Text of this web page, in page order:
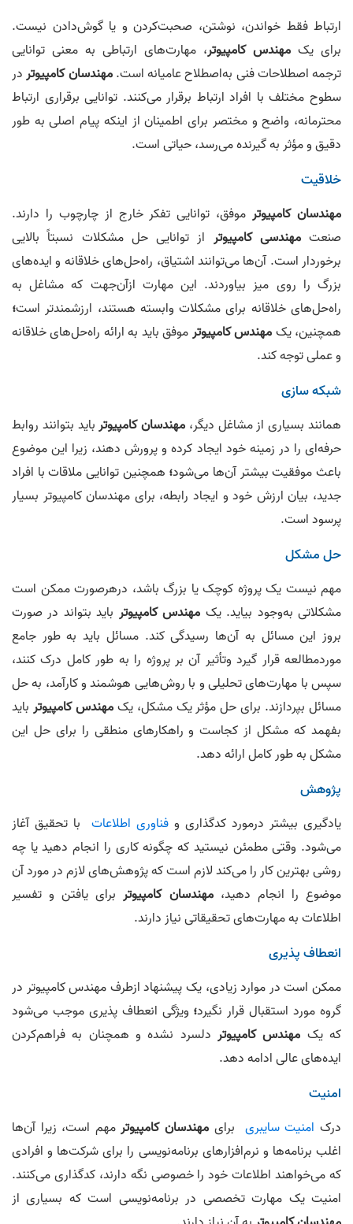
ارتباط فقط خواندن، نوشتن، صحبت‌کردن و یا گوش‌دادن نیست.
برای یک مهندس کامپیوتر، مهارت‌های ارتباطی به‌ معنی توانایی
ترجمه اصطلاحات فنی به‌اصطلاح عامیانه است.مهندسان کامپیوتردر
سطوح مختلف با افراد ارتباط برقرار می‌کنند. توانایی برقراری ارتباط
محترمانه، واضح و مختصر برای اطمینان از اینکه پیام اصلی به‌ طور
دقیق و مؤثر به گیرنده می‌رسد، حیاتی است.
خلاقیت
مهندسان کامپیوترموفق، توانایی تفکر خارج از چارچوب را دارند.
صنعتمهندسی کامپیوتر از توانایی حل مشکلات نسبتاً بالایی
برخوردار است. آن‌ها می‌توانند اشتیاق، راه‌حل‌های خلاقانه و ایده‌های
بزرگ را روی میز بیاوردند. این مهارت ازآن‌جهت که مشاغل به
راه‌حل‌های خلاقانه برای مشکلات وابسته هستند، ارزشمندتر است؛
همچنین، یکمهندس کامپیوترموفق باید به ارائه راه‌حل‌های خلاقانه
و عملی توجه کند.
شبکه سازی
همانند بسیاری از مشاغل دیگر، مهندسان کامپیوترباید بتوانند روابط
حرفه‌ای را در زمینه خود ایجاد کرده و پرورش دهند، زیرا این موضوع
باعث موفقیت بیشتر آن‌ها می‌شود؛ همچنین توانایی ملاقات با افراد
جدید، بیان ارزش خود و ایجاد رابطه، برای مهندسان کامپیوتر بسیار
پرسود است.
حل مشکل
مهم نیست یک پروژه کوچک یا بزرگ باشد، درهرصورت ممکن است
مشکلاتی به‌وجود بیاید. یک مهندس کامپیوتر باید بتواند در صورت
بروز این مسائل به آن‌ها رسیدگی کند. مسائل باید به‌ طور جامع
مورد‌مطالعه قرار گیرد وتأثیر آن بر پروژه را به‌ طور کامل درک کنند،
سپس با مهارت‌های تحلیلی و با روش‌هایی هوشمند و کارآمد، به حل
مسائل بپردازند. برای حل مؤثر یک مشکل، یکمهندس کامپیوتر باید
بفهمد که مشکل از کجاست و راهکارهای منطقی را برای حل این
مشکل به‌ طور کامل ارائه دهد.
پژوهش
یادگیری بیشتر درمورد کدگذاری و فناوری اطلاعات با تحقیق آغاز
می‌شود. وقتی مطمئن نیستید که چگونه کاری را انجام دهید یا چه
روشی بهترین کار را می‌کند لازم است که پژوهش‌های لازم در مورد آن
موضوع را انجام دهید،مهندسان کامپیوتربرای یافتن و تفسیر
اطلاعات به مهارت‌های تحقیقاتی نیاز دارند.
انعطاف‌ پذیری
ممکن است در موارد زیادی، یک پیشنهاد ازطرف مهندس کامپیوتر در
گروه مورد استقبال قرار نگیرد؛ ویژگی انعطاف پذیری موجب می‌شود
که یک مهندس کامپیوتر دلسرد نشده و همچنان به‌ فراهم‌کردن
ایده‌های عالی ادامه دهد.
امنیت
درک امنیت سایبری برای مهندسان کامپیوترمهم است، زیرا آن‌ها
اغلب برنامه‌ها و نرم‌افزارهای برنامه‌نویسی را برای شرکت‌ها و افرادی
که می‌خواهند اطلاعات خود را خصوصی نگه دارند، کدگذاری می‌کنند.
امنیت یک مهارت تخصصی در برنامه‌نویسی است که بسیاری از